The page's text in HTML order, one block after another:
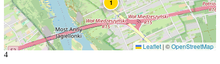
1
Leaflet | ©OpenStreetMap
4